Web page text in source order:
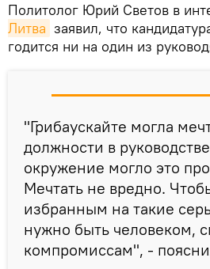
Политолог Юрий Светов в
Литва заявил, что
годится ни на один из
"Грибаускайте могла
должности в
окружение могло это
Мечтать не вредно.
избранным на такие
нужно быть человеком,
компромиссам", -